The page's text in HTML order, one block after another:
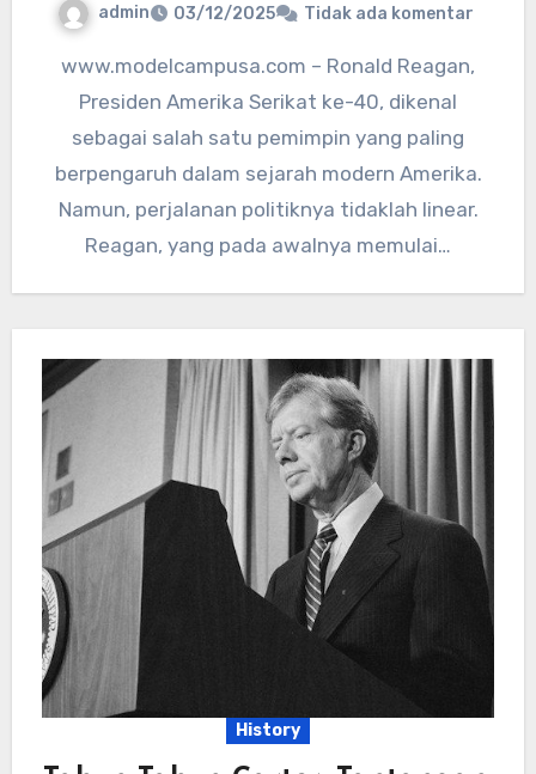
admin 03/12/2025 Tidak ada komentar
www.modelcampusa.com – Ronald Reagan,
Presiden Amerika Serikat ke-40, dikenal
sebagai salah satu pemimpin yang paling
berpengaruh dalam sejarah modern Amerika.
Namun, perjalanan politiknya tidaklah linear.
Reagan, yang pada awalnya memulai…
History